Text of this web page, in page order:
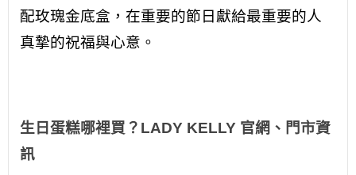
配玫瑰金底盒，在重要的節日獻給最重要的人
真摯的祝福與心意。
生日蛋糕哪裡買？LADY KELLY 官網、門市資
訊